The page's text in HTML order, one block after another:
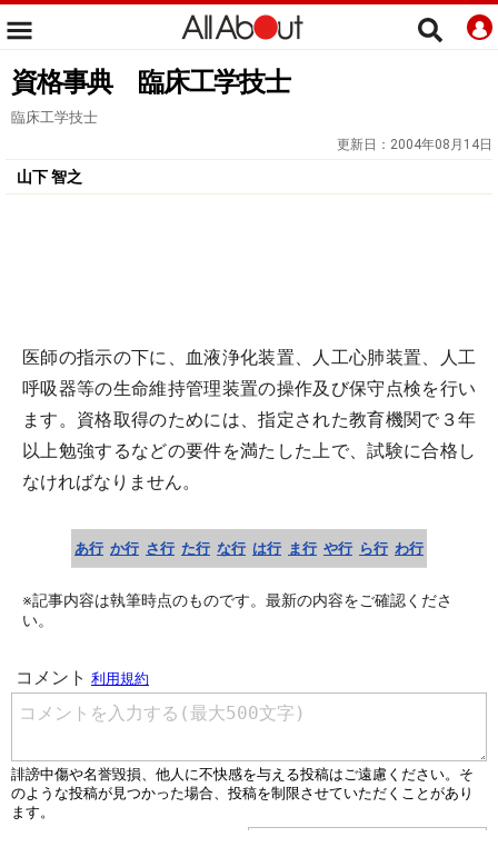
資格事典 臨床工学技士
臨床工学技士
更新日： 2004年08月14日
山下 智之
医師の指示の下に、血液浄化装置、人工心肺装置、人工
呼吸器等の生命維持管理装置の操作及び保守点検を行い
ます。資格取得のためには、指定された教育機関で３年
以上勉強するなどの要件を満たした上で、試験に合格し
なければなりません。
あ行 か行 さ行 た行 な行 は行 ま行 や行 ら行 わ行
※記事内容は執筆時点のものです。最新の内容をご確認くださ
い。